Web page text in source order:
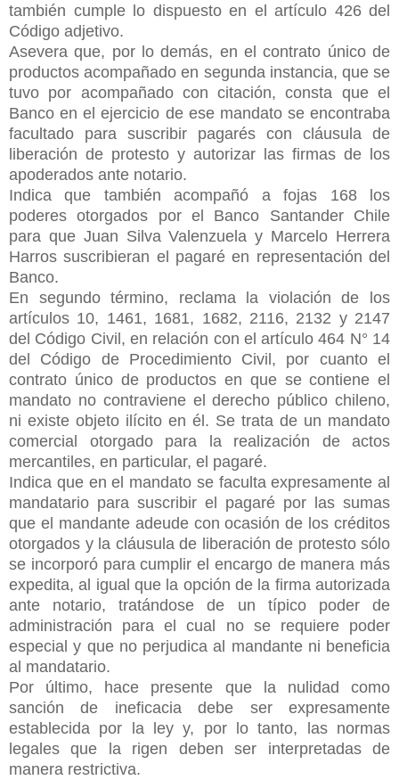
también cumple lo dispuesto en el artículo 426 del
Código adjetivo.
Asevera que, por lo demás, en el contrato único de
productos acompañado en segunda instancia, que se
tuvo por acompañado con citación, consta que el
Banco en el ejercicio de ese mandato se encontraba
facultado para suscribir pagarés con cláusula de
liberación de protesto y autorizar las firmas de los
apoderados ante notario.
Indica que también acompañó a fojas 168 los
poderes otorgados por el Banco Santander Chile
para que Juan Silva Valenzuela y Marcelo Herrera
Harros suscribieran el pagaré en representación del
Banco.
En segundo término, reclama la violación de los
artículos 10, 1461, 1681, 1682, 2116, 2132 y 2147
del Código Civil, en relación con el artículo 464 N° 14
del Código de Procedimiento Civil, por cuanto el
contrato único de productos en que se contiene el
mandato no contraviene el derecho público chileno,
ni existe objeto ilícito en él. Se trata de un mandato
comercial otorgado para la realización de actos
mercantiles, en particular, el pagaré.
Indica que en el mandato se faculta expresamente al
mandatario para suscribir el pagaré por las sumas
que el mandante adeude con ocasión de los créditos
otorgados y la cláusula de liberación de protesto sólo
se incorporó para cumplir el encargo de manera más
expedita, al igual que la opción de la firma autorizada
ante notario, tratándose de un típico poder de
administración para el cual no se requiere poder
especial y que no perjudica al mandante ni beneficia
al mandatario.
Por último, hace presente que la nulidad como
sanción de ineficacia debe ser expresamente
establecida por la ley y, por lo tanto, las normas
legales que la rigen deben ser interpretadas de
manera restrictiva.